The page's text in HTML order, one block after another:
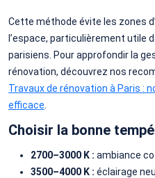
Cette méthode évite les zones
l’espace, particulièrement utile
parisiens. Pour approfondir la
rénovation, découvrez nos
Travaux de rénovation à Paris :
efficace
Choisir la bonne
2700–3000 K : ambiance
3500–4000 K : éclairage